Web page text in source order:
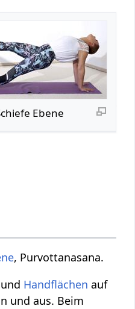
Ebene
, Purvottanasana.
Handflächen auf
und aus. Beim